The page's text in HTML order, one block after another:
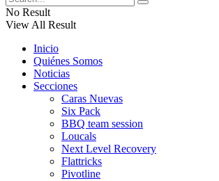
No Result
View All Result
Inicio
Quiénes Somos
Noticias
Secciones
Caras Nuevas
Six Pack
BBQ team session
Loucals
Next Level Recovery
Flattricks
Pivotline